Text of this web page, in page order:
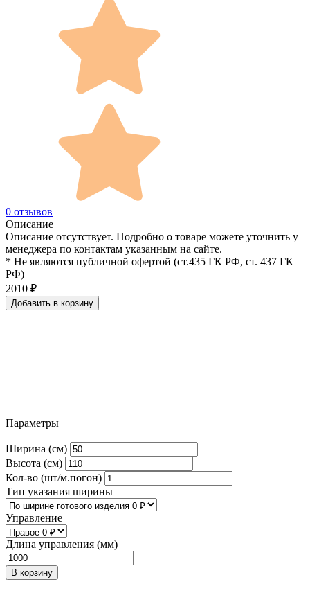
0 отзывов
Описание
Описание отсутствует. Подробно о товаре можете уточнить у
менеджера по контактам указанным на сайте.
* Не являются публичной офертой (ст.435 ГК РФ, cт. 437 ГК
РФ)
2010 ₽
Добавить в корзину
Параметры
Ширина (см)
Высота (см)
Кол-во (шт/м.погон)
Тип указания ширины
Управление
Длина управления (мм)
В корзину